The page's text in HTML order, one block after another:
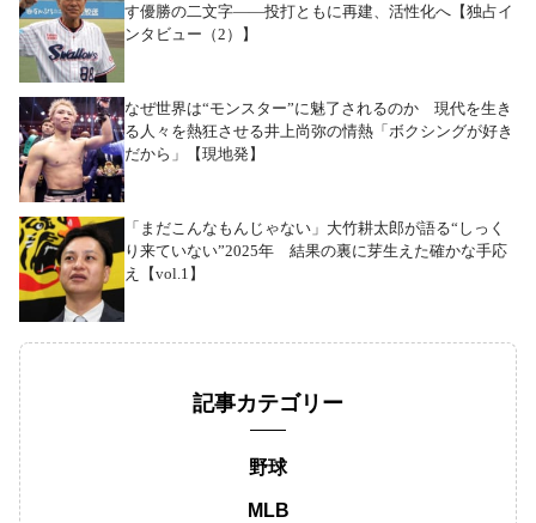
す優勝の二文字――投打ともに再建、活性化へ【独占イ
ンタビュー（2）】
なぜ世界は“モンスター”に魅了されるのか 現代を生き
る人々を熱狂させる井上尚弥の情熱「ボクシングが好き
だから」【現地発】
「まだこんなもんじゃない」大竹耕太郎が語る“しっく
り来ていない”2025年 結果の裏に芽生えた確かな手応
え【vol.1】
記事カテゴリー
野球
MLB